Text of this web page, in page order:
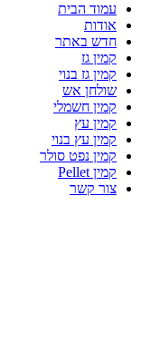
עמוד הבית
אודות
חדש באתר
קמין גז
קמין גז בנוי
שולחן אש
קמין חשמלי
קמין עץ
קמין עץ בנוי
קמין נפט סולר
קמין Pellet
צור קשר